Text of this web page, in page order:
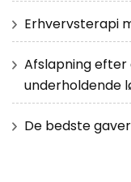
Erhvervsterapi
Afslapning efter
underholdende
De bedste